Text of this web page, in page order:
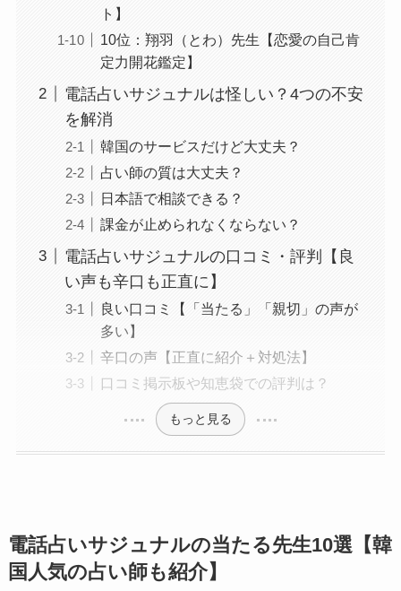
ト】
10位：翔羽（とわ）先生【恋愛の自己肯
定力開花鑑定】
電話占いサジュナルは怪しい？4つの不安
を解消
韓国のサービスだけど大丈夫？
占い師の質は大丈夫？
日本語で相談できる？
課金が止められなくならない？
電話占いサジュナルの口コミ・評判【良
い声も辛口も正直に】
良い口コミ【「当たる」「親切」の声が
多い】
辛口の声【正直に紹介＋対処法】
口コミ掲示板や知恵袋での評判は？
もっと見る
電話占いサジュナルの当たる先生10選【韓
国人気の占い師も紹介】